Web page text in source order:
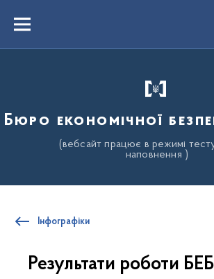
вмістуMenu
Бюро економічної
(вебсайт працює в режимі
наповнення )
Інфографіки
Результати роботи